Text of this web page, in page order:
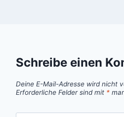
Schreibe einen
Deine E-Mail-Adresse wird nicht
Erforderliche Felder sind mit *